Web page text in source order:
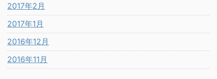
2017年2月
2017年1月
2016年12月
2016年11月